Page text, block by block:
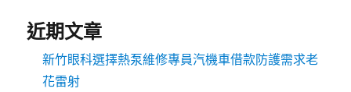
近期文章
新竹眼科選擇熱泵維修專員汽機車借款防護需求老
花雷射